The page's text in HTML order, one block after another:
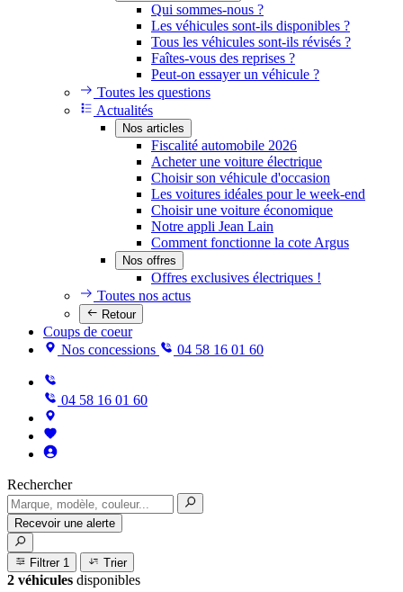
Qui sommes-nous ?
Les véhicules sont-ils disponibles ?
Tous les véhicules sont-ils révisés ?
Faîtes-vous des reprises ?
Peut-on essayer un véhicule ?
Toutes les questions
Actualités
Nos articles
Fiscalité automobile 2026
Acheter une voiture électrique
Choisir son véhicule d'occasion
Les voitures idéales pour le week-end
Choisir une voiture économique
Notre appli Jean Lain
Comment fonctionne la cote Argus
Nos offres
Offres exclusives électriques !
Toutes nos actus
Retour
Coups de coeur
Nos concessions
04 58 16 01 60
04 58 16 01 60
Rechercher
Recevoir une alerte
Filtrer 1 Trier
2 véhicules disponibles